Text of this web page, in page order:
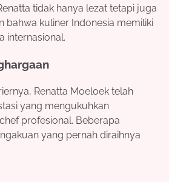
tidak hanya lezat tetapi juga
bahwa kuliner Indonesia memiliki
internasional.
Renatta Moeloek telah
yang mengukuhkan
profesional. Beberapa
yang pernah diraihnya